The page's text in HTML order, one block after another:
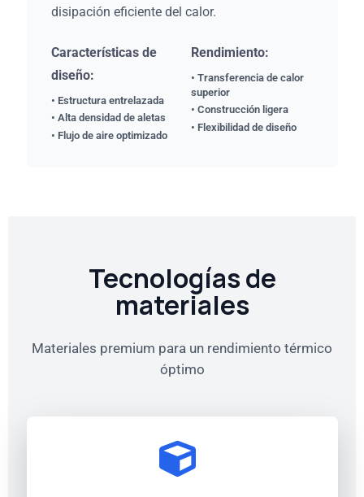
disipación eficiente del calor.
Características de
diseño:
• Estructura entrelazada
• Alta densidad de aletas
• Flujo de aire optimizado
Rendimiento:
• Transferencia de calor
superior
• Construcción ligera
• Flexibilidad de diseño
Tecnologías de
materiales
Materiales premium para un rendimiento térmico
óptimo